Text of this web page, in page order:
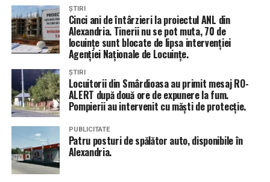
ȘTIRI
Cinci ani de întârzieri la proiectul ANL din
Alexandria. Tinerii nu se pot muta, 70 de
locuințe sunt blocate de lipsa intervenției
Agenției Naționale de Locuințe.
ȘTIRI
Locuitorii din Smârdioasa au primit mesaj RO-
ALERT după două ore de expunere la fum.
Pompierii au intervenit cu măști de protecție.
PUBLICITATE
Patru posturi de spălător auto, disponibile în
Alexandria.